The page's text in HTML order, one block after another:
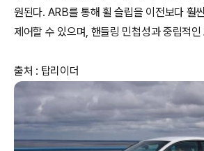
원된다. ARB를 통해 휠 슬립을 이전보다 훨
제어할 수 있으며, 핸들링 민첩성과 중립적
출처 : 탑리이더